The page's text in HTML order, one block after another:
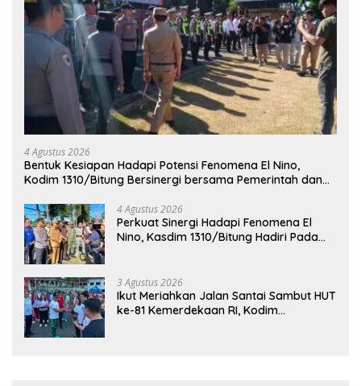
4 Agustus 2026
Bentuk Kesiapan Hadapi Potensi Fenomena El Nino,
Kodim 1310/Bitung Bersinergi bersama Pemerintah dan
Bencana
4 Agustus 2026
Perkuat Sinergi Hadapi Fenomena El
Nino, Kasdim 1310/Bitung Hadiri Pada
3 Agustus 2026
Ikut Meriahkan Jalan Santai Sambut HUT
ke-81 Kemerdekaan RI, Kodim